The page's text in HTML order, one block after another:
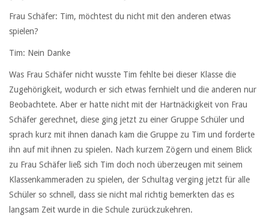
Frau Schäfer: Tim, möchtest du nicht mit den anderen etwas
spielen?
Tim: Nein Danke
Was Frau Schäfer nicht wusste Tim fehlte bei dieser Klasse die
Zugehörigkeit, wodurch er sich etwas fernhielt und die anderen nur
Beobachtete. Aber er hatte nicht mit der Hartnäckigkeit von Frau
Schäfer gerechnet, diese ging jetzt zu einer Gruppe Schüler und
sprach kurz mit ihnen danach kam die Gruppe zu Tim und forderte
ihn auf mit ihnen zu spielen. Nach kurzem Zögern und einem Blick
zu Frau Schäfer ließ sich Tim doch noch überzeugen mit seinem
Klassenkammeraden zu spielen, der Schultag verging jetzt für alle
Schüler so schnell, dass sie nicht mal richtig bemerkten das es
langsam Zeit wurde in die Schule zurückzukehren.